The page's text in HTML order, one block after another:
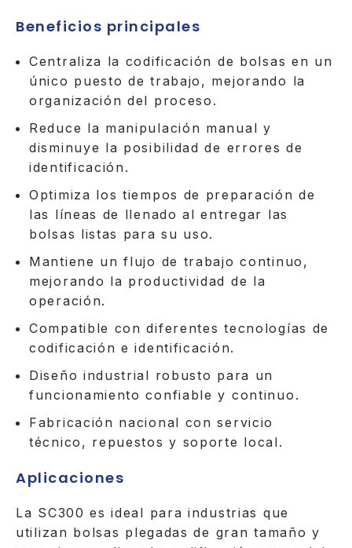
Beneficios principales
Centraliza la codificación de bolsas en un
único puesto de trabajo, mejorando la
organización del proceso.
Reduce la manipulación manual y
disminuye la posibilidad de errores de
identificación.
Optimiza los tiempos de preparación de
las líneas de llenado al entregar las
bolsas listas para su uso.
Mantiene un flujo de trabajo continuo,
mejorando la productividad de la
operación.
Compatible con diferentes tecnologías de
codificación e identificación.
Diseño industrial robusto para un
funcionamiento confiable y continuo.
Fabricación nacional con servicio
técnico, repuestos y soporte local.
Aplicaciones
La SC300 es ideal para industrias que
utilizan bolsas plegadas de gran tamaño y